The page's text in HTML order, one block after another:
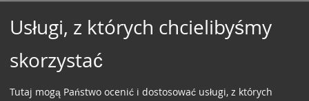
Usługi, z których chcielibyśmy
skorzystać
Tutaj mogą Państwo ocenić i dostosować usługi, z których